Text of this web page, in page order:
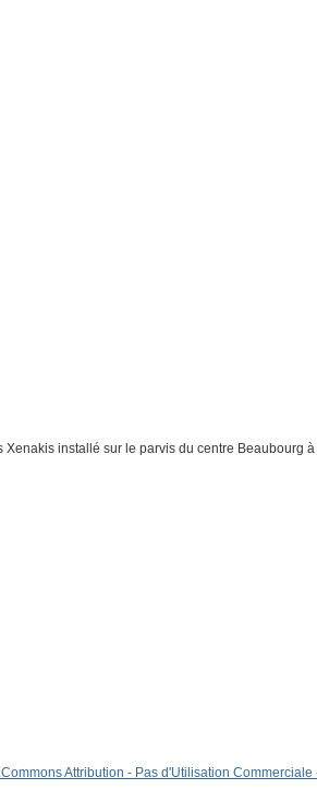
installé sur le parvis du centre Beaubourg
Attribution - Pas d'Utilisation